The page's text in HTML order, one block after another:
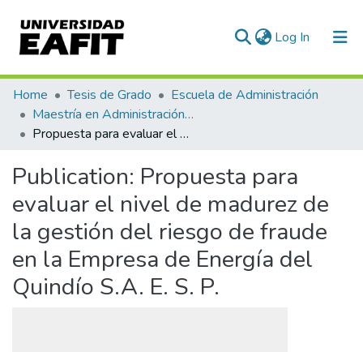
Log In (current)
Communities & Collections
All of DSpace
Home Tesis de Grado
Escuela de Administración
Maestría en Administración - MBA (tesis)
Propuesta para evaluar el nivel de madurez de la gestión del riesgo de fraude en la Empresa de Energía del Quindío S.A. E. S. P.
Publication: Propuesta para
evaluar el nivel de madurez de
la gestión del riesgo de fraude
en la Empresa de Energía del
Quindío S.A. E. S. P.